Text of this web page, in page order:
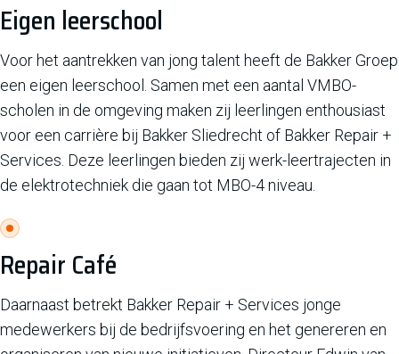
Eigen leerschool
Voor het aantrekken van jong talent heeft de Bakker Groep
een eigen leerschool. Samen met een aantal VMBO-
scholen in de omgeving maken zij leerlingen enthousiast
voor een carrière bij Bakker Sliedrecht of Bakker Repair +
Services. Deze leerlingen bieden zij werk-leertrajecten in
de elektrotechniek die gaan tot MBO-4 niveau.
Repair Café
Daarnaast betrekt Bakker Repair + Services jonge
medewerkers bij de bedrijfsvoering en het genereren en